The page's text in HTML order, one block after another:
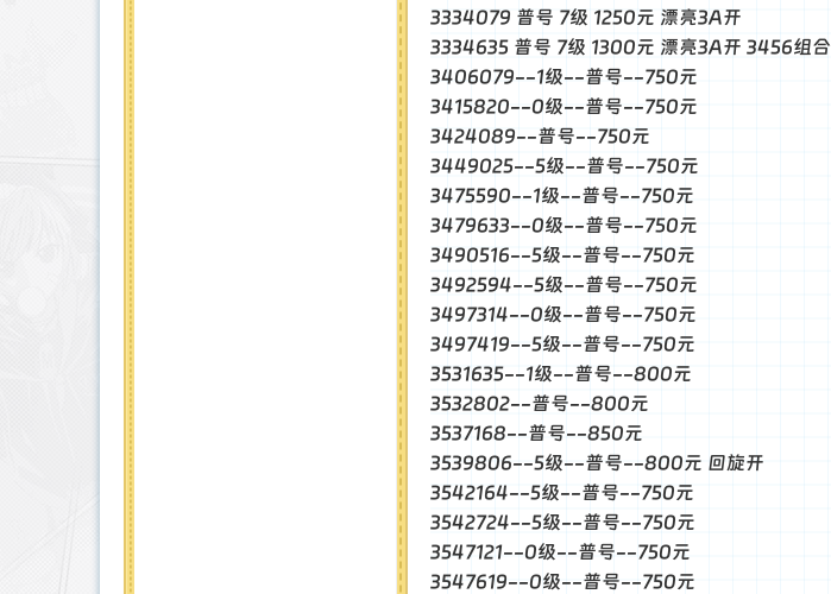
3334079 普号 7级 1250元 漂亮3A开
3334635 普号 7级 1300元 漂亮3A开 3456组合
3406079--1级--普号--750元
3415820--0级--普号--750元
3424089--普号--750元
3449025--5级--普号--750元
3475590--1级--普号--750元
3479633--0级--普号--750元
3490516--5级--普号--750元
3492594--5级--普号--750元
3497314--0级--普号--750元
3497419--5级--普号--750元
3531635--1级--普号--800元
3532802--普号--800元
3537168--普号--850元
3539806--5级--普号--800元 回旋开
3542164--5级--普号--750元
3542724--5级--普号--750元
3547121--0级--普号--750元
3547619--0级--普号--750元